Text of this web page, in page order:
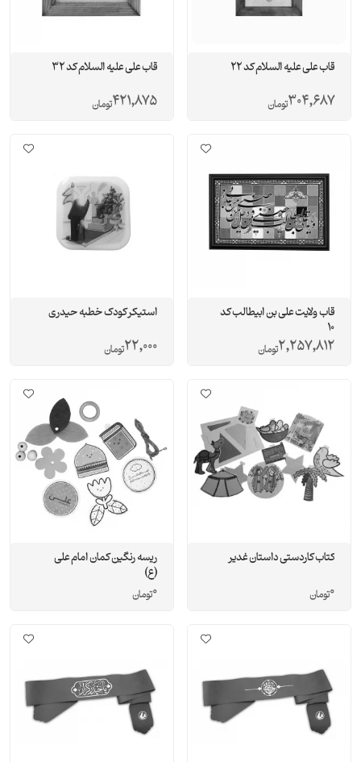
قاب علی علیه السلام کد 22
304,687تومان
قاب علی علیه السلام کد 32
421,875تومان
قاب ولایت علی بن ابیطالب کد
10
2,257,812تومان
استیکر کودک خطبه حیدری
22,000تومان
کتاب کاردستی داستان غدیر
0تومان
ریسه رنگین کمان امام علی
(ع)
0تومان